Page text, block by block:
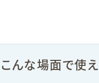
こんな場面で使